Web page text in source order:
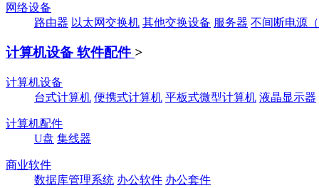
网络设备
路由器 以太网交换机 其他交换设备 服务器 不间断电源
计算机设备 软件配件 >
计算机设备
台式计算机 便携式计算机 平板式微型计算机 液晶显示器
计算机配件
U盘 集线器
商业软件
数据库管理系统 办公软件 办公套件